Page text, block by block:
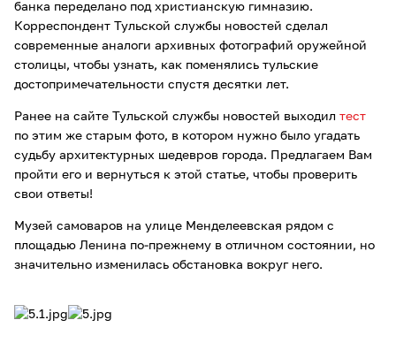
банка переделано под христианскую гимназию.
Корреспондент Тульской службы новостей сделал
современные аналоги архивных фотографий оружейной
столицы, чтобы узнать, как поменялись тульские
достопримечательности спустя десятки лет.
Ранее на сайте Тульской службы новостей выходил тест
по этим же старым фото, в котором нужно было угадать
судьбу архитектурных шедевров города. Предлагаем Вам
пройти его и вернуться к этой статье, чтобы проверить
свои ответы!
Музей самоваров на улице Менделеевская рядом с
площадью Ленина по-прежнему в отличном состоянии, но
значительно изменилась обстановка вокруг него.